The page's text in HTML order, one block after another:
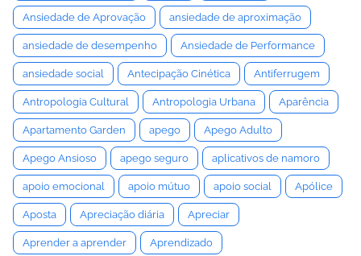
Ansiedade de Aprovação ansiedade de aproximação
ansiedade de desempenho Ansiedade de Performance
ansiedade social Antecipação Cinética Antiferrugem
Antropologia Cultural Antropologia Urbana Aparência
Apartamento Garden apego Apego Adulto
Apego Ansioso apego seguro aplicativos de namoro
apoio emocional apoio mútuo apoio social Apólice
Aposta Apreciação diária Apreciar
Aprender a aprender Aprendizado